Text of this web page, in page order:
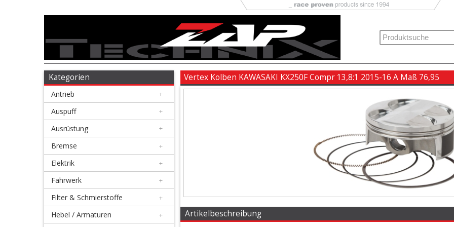
Antrieb
Auspuff
Ausrüstung
Bremse
Elektrik
Fahrwerk
Kategorien
Antrieb +
Auspuff +
Ausrüstung +
Bremse +
Elektrik +
Fahrwerk +
Filter & Schmierstoffe +
Hebel / Armaturen +
Vertex Kolben KAWASAKI KX250F Compr 13,8:1 2015-16 A Maß 76,95
Artikelbeschreibung